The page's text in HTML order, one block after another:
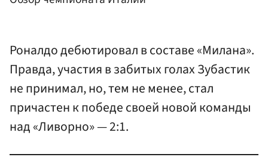
Роналдо дебютировал в составе «Милана».
Правда, участия в забитых голах Зубастик
не принимал, но, тем не менее, стал
причастен к победе своей новой команды
над «Ливорно» — 2:1.